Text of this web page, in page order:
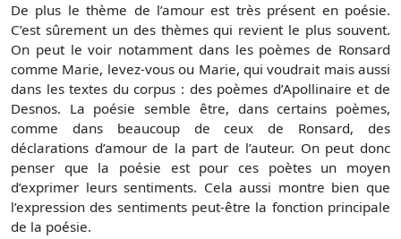
De plus le thème de l’amour est très présent en poésie.
C’est sûrement un des thèmes qui revient le plus souvent.
On peut le voir notamment dans les poèmes de Ronsard
comme Marie, levez-vous ou Marie, qui voudrait mais aussi
dans les textes du corpus : des poèmes d’Apollinaire et de
Desnos. La poésie semble être, dans certains poèmes,
comme dans beaucoup de ceux de Ronsard, des
déclarations d’amour de la part de l’auteur. On peut donc
penser que la poésie est pour ces poètes un moyen
d’exprimer leurs sentiments. Cela aussi montre bien que
l’expression des sentiments peut-être la fonction principale
de la poésie.